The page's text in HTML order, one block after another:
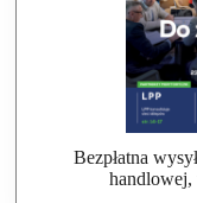
Bezpłatna
handlowej,